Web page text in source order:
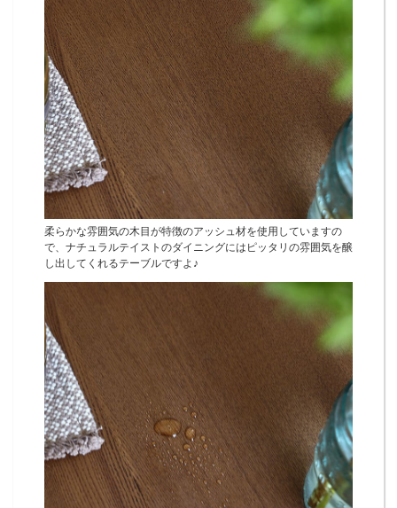
柔らかな雰囲気の木目が特徴のアッシュ材を使用していますの
で、ナチュラルテイストのダイニングにはピッタリの雰囲気を醸
し出してくれるテーブルですよ♪